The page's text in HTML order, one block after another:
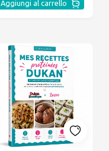
Aggiungi al carrello